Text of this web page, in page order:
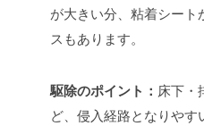
が大きい分、粘着シート
スもあります。
駆除のポイント： 床下・
ど、侵入経路となりや